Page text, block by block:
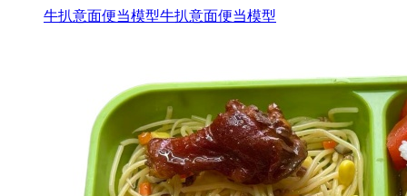
牛扒意面便当模型牛扒意面便当模型